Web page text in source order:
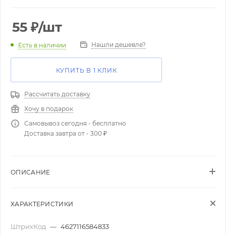
55 ₽/шт
Есть в наличии Нашли дешевле?
КУПИТЬ В 1 КЛИК
Рассчитать доставку
Хочу в подарок
Самовывоз сегодня - бесплатно
Доставка завтра от - 300 ₽
ОПИСАНИЕ
ХАРАКТЕРИСТИКИ
ШтрихКод — 4627116584833